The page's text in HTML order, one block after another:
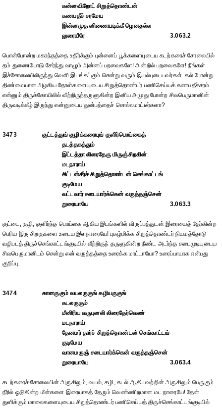
கன்னவிறோட் சிறுத்தொண்டன்
கணபதீச் சரமேய
இன்னமுத னிணையடிக்கீ ழெனதல்ல
லுரையீரே
3.063.2
பொன்போன்ற மகரந்தத்தை உதிர்க்கும் புன்னைப் பூக்களையுடைய கடற்கரைச் சோலையில்
தம் துணையோடு சேர்ந்து வாழும் அன்னப் பறவைகளே! அன்றில் பறவைகளே! நீங்கள்
இச்சோலையிலிருந்து வெளி இடங்கட்கும் சென்று வரும் இயல்புடையவர்கள். கல் போன்று
திண்மையான அழகிய தோள்களையுடைய சிறுத்தொண்டர் பணிசெய்யக் கணபதீச்சரம்
என்னும் திருக்கோயிலில் வீற்றிருந்தருளுகின்ற இனிய அமுது போன்ற சிவபெருமானின்
திருவடிக்கீழ் இருந்து என்னுடைய துன்பத்தைச் சொல்லமாட்டீர்களா?
3473
குட்டத்துங் குழிக்கரையுங் குளிர்பொய்கைத்
தடத்தகத்தும்
இட்டத்தா லிரைதேரு மிருஞ்சிறகின்
மடநாராய்
சிட்டன்சீர்ச் சிறுத்தொண்டன் செங்காட்டங்
குடிமேய
வட்டவார் சடையார்க்கென் வருத்தஞ்சென்
றுரையாயே
3.063.3
குட்டை, குழி, குளிர்ந்த பொய்கை ஆகிய இடங்களில் விருப்பத்துடன் இரையைத் தேர்கின்ற
பெரிய இரு சிறகுகளை உடைய இளநாரையே! புகழ்மிக்க சிறுத்தொண்டர் நியமத்தோடு
வழிபடத் திருச்செங்காட்டங்குடியில் வீற்றிருந் தருளுகின்ற நீண்ட அடர்ந்த சடைமுடியுடைய
சிவபெருமானிடம் சென்று என் வருத்தத்தை உரைக்க மாட்டாயோ? உரைப்பாயாக என்பது
குறிப்பு.
3474
கானருகும் வயலருகுங் கழியருகுங்
கடலருகும்
மீனிரிய வருபுனலி லிரைதேர்வெண்
மடநாராய்
தேனமர் தார்ச் சிறுத்தொண்டன் செங்காட்டங்
குடிமேய
வானமருஞ் சடையார்க்கென் வருத்தஞ்சென்
றுரையாயே
3.063.4
கடற்கரைச் சோலையின் அருகிலும், வயல், கழி, கடல் ஆகியவற்றின் அருகிலும் பெருகும்
நீரில் ஓடுகின்ற மீன்களை இரையாகத் தேரும் வெண்ணிறமான மட நாரையே! தேன்
துளிக்கும் மாலைகளையுடைய சிறுத்தொண்டர் பணிசெய்யத் திருச்செங்காட்டங்குடியில்